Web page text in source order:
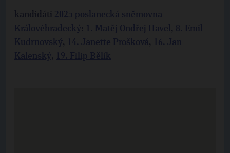
kandidáti
-
: ,
, ,
,